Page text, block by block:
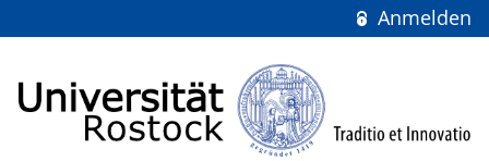
Anmelden